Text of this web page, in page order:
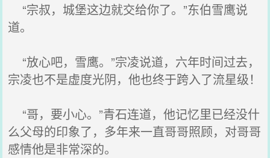
“宗叔，城堡这边就交给你了。”东伯雪鹰说
道。
“放心吧，雪鹰。”宗凌说道，六年时间过去，
宗凌也不是虚度光阴，他也终于跨入了流星级！
“哥，要小心。”青石连道，他记忆里已经没什
么父母的印象了，多年来一直哥哥照顾，对哥哥
感情他是非常深的。